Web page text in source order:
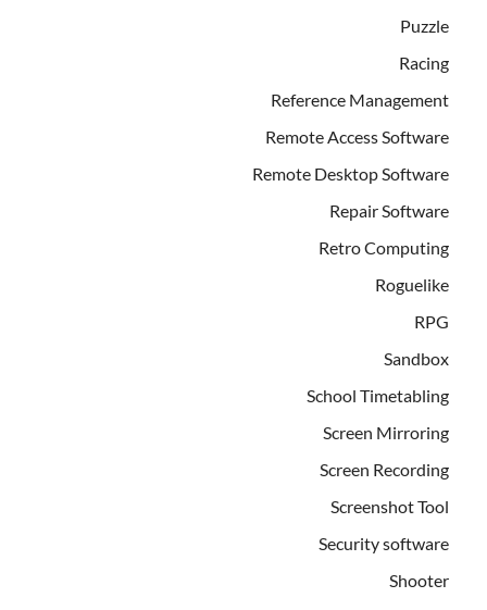
Puzzle
Racing
Reference Management
Remote Access Software
Remote Desktop Software
Repair Software
Retro Computing
Roguelike
RPG
Sandbox
School Timetabling
Screen Mirroring
Screen Recording
Screenshot Tool
Security software
Shooter